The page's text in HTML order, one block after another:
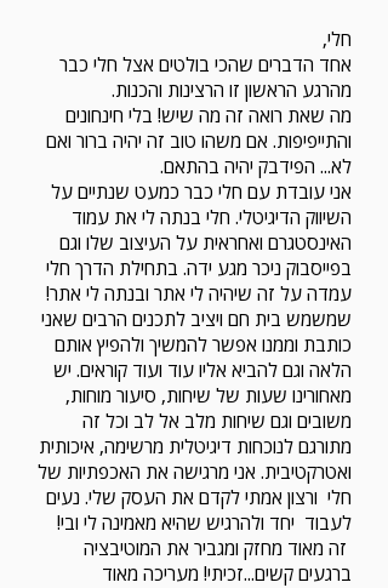
חלי,
אחד הדברים שהכי בולטים אצל חלי כבר
מהרגע הראשון זו הרצינות והכנות.
מה שאת רואה זה מה שיש! בלי חינחונים
והתייפיפות. אם משהו טוב זה יהיה ברור ואם
לא... הפידבק יהיה בהתאם.
אני עובדת עם חלי כבר כמעט שנתיים על
השיווק הדיגיטלי. חלי בנתה לי את עמוד
האינסטגרם ואחראית על העיצוב שלו וגם
בפייסבוק ניכר מגע ידה. בתחילת הדרך חלי
עמדה על זה שיהיה לי אתר ובנתה לי אתר!
שמשמש בית חם ויציב לתכנים הרבים שאני
כותבת וממנו אפשר להמשיך ולהפיץ אותם
הלאה וגם להביא אליו עוד ועוד קוראים. יש
מאחורינו שעות של שיחות, סיעור מוחות,
משובים וגם שיחות מלב אל לב וכל זה
מתורגם לנוכחות דיגיטלית מרשימה, איכותית
ואטרקטיבית. אני מרגישה את האכפתיות של
חלי ורצון אמתי לקדם את העסק שלי. נעים
לעבוד יחד ולהרגיש שהיא מאמינה לי ובי!
זה מאוד מחזק ומגביר את המוטיבציה
ברגעים קשים...זכיתי! מעריכה מאוד